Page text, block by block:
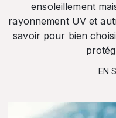
ensoleillement
rayonnement UV et
savoir pour bien
EN